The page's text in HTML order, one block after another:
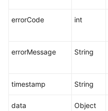
errorCode int
errorMessage String
timestamp String
data Object